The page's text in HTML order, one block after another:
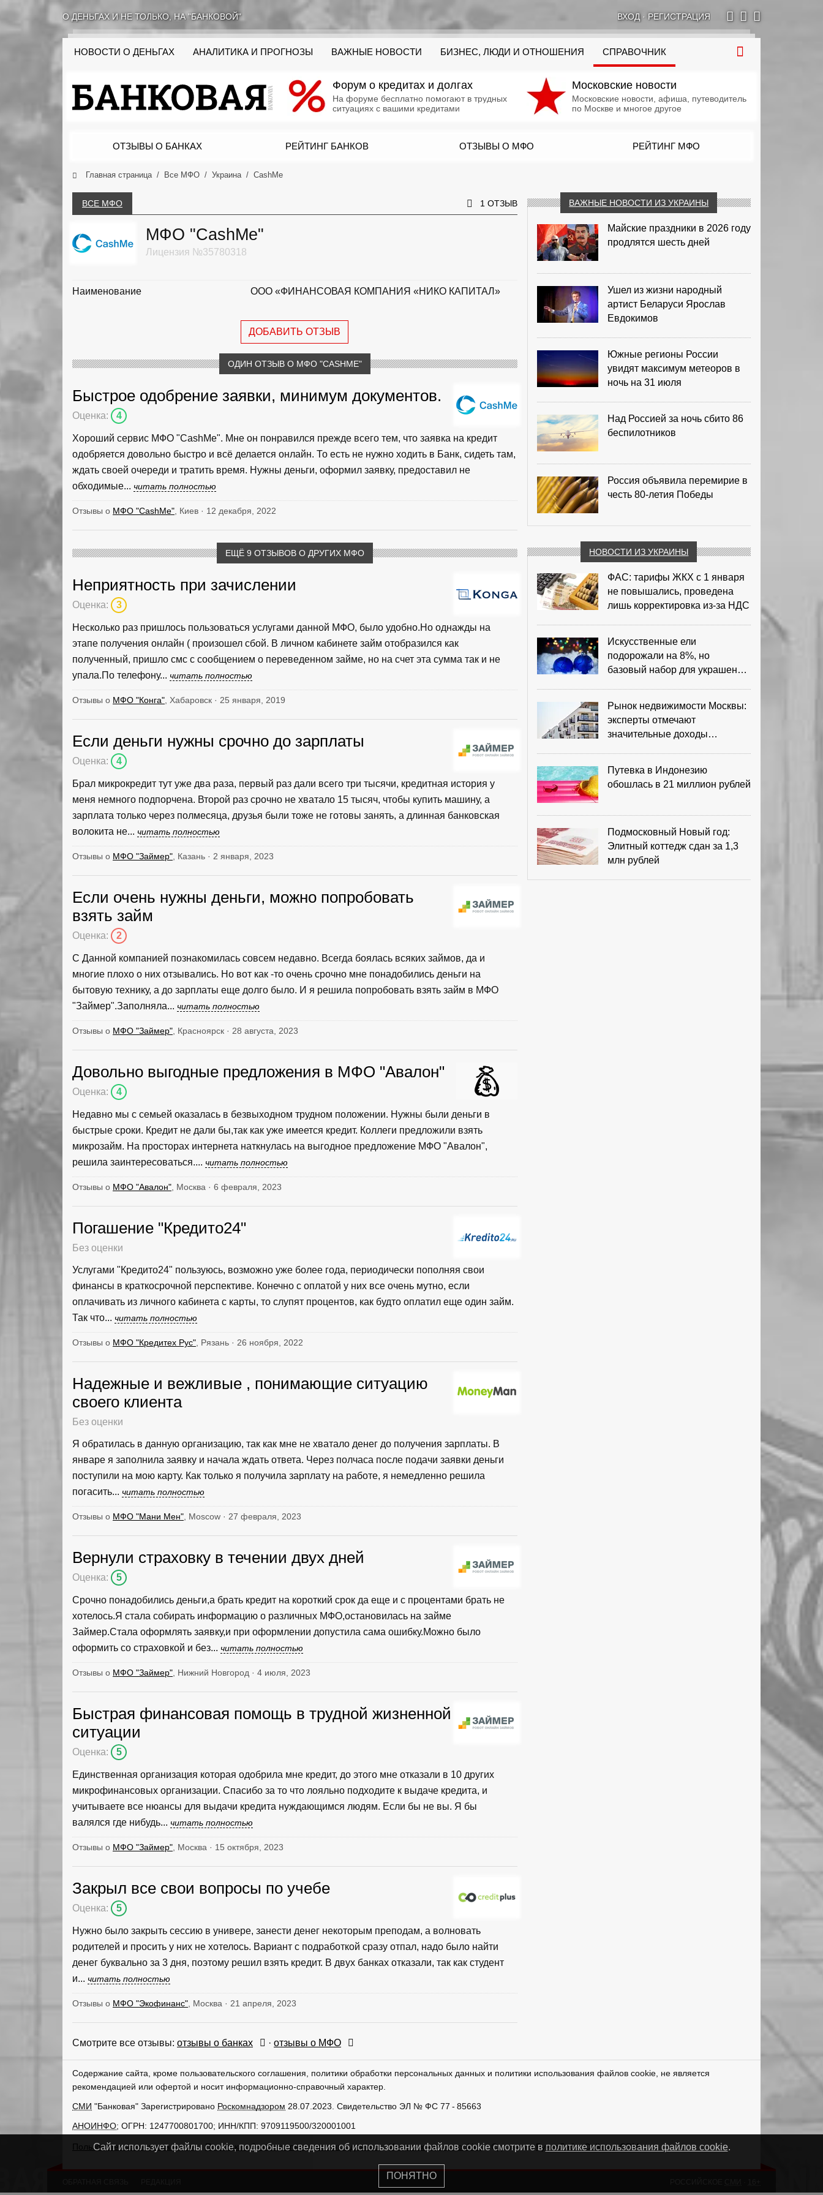
О ДЕНЬГАХ И НЕ ТОЛЬКО, НА "БАНКОВОЙ" ВХОД· РЕГИСТРАЦИЯ
НОВОСТИ О ДЕНЬГАХ АНАЛИТИКА И ПРОГНОЗЫ ВАЖНЫЕ НОВОСТИ БИЗНЕС, ЛЮДИ И ОТНОШЕНИЯ СПРАВОЧНИК
Форум о кредитах и долгах
На форуме бесплатно помогают в трудных
ситуациях с вашими кредитами
Московские новости
Московские новости, афиша, путеводитель
по Москве и многое другое
ОТЗЫВЫ О БАНКАХ РЕЙТИНГ БАНКОВ ОТЗЫВЫ О МФО РЕЙТИНГ МФО
Главная страница Все МФО Украина CashMe
ВСЕ МФО 1 ОТЗЫВ
МФО "CashMe"
Лицензия №35780318
Наименование ООО «ФИНАНСОВАЯ КОМПАНИЯ «НИКО КАПИТАЛ»
ДОБАВИТЬ ОТЗЫВ
ОДИН ОТЗЫВ О МФО "CASHME"
Быстрое одобрение заявки, минимум документов.
Оценка: 4
Хороший сервис МФО "CashMe". Мне он понравился прежде всего тем, что заявка на кредит
одобряется довольно быстро и всё делается онлайн. То есть не нужно ходить в Банк, сидеть там,
ждать своей очереди и тратить время. Нужны деньги, оформил заявку, предоставил не
обходимые... читать полностью
Отзывы о МФО "CashMe" , Киев · 12 декабря, 2022
ЕЩЁ 9 ОТЗЫВОВ О ДРУГИХ МФО
Неприятность при зачислении
Оценка: 3
Несколько раз пришлось пользоваться услугами данной МФО, было удобно.Но однажды на
этапе получения онлайн ( произошел сбой. В личном кабинете займ отобразился как
полученный, пришло смс с сообщением о переведенном займе, но на счет эта сумма так и не
упала.По телефону... читать полностью
Отзывы о МФО "Конга" , Хабаровск · 25 января, 2019
Если деньги нужны срочно до зарплаты
Оценка: 4
Брал микрокредит тут уже два раза, первый раз дали всего три тысячи, кредитная история у
меня немного подпорчена. Второй раз срочно не хватало 15 тысяч, чтобы купить машину, а
зарплата только через полмесяца, друзья были тоже не готовы занять, а длинная банковская
волокита не... читать полностью
Отзывы о МФО "Займер" , Казань · 2 января, 2023
Если очень нужны деньги, можно попробовать
взять займ
Оценка: 2
С Данной компанией познакомилась совсем недавно. Всегда боялась всяких займов, да и
многие плохо о них отзывались. Но вот как -то очень срочно мне понадобились деньги на
бытовую технику, а до зарплаты еще долго было. И я решила попробовать взять займ в МФО
"Займер".Заполняла... читать полностью
Отзывы о МФО "Займер" , Красноярск · 28 августа, 2023
Довольно выгодные предложения в МФО "Авалон"
Оценка: 4
Недавно мы с семьей оказалась в безвыходном трудном положении. Нужны были деньги в
быстрые сроки. Кредит не дали бы,так как уже имеется кредит. Коллеги предложили взять
микрозайм. На просторах интернета наткнулась на выгодное предложение МФО "Авалон",
решила заинтересоваться.... читать полностью
Отзывы о МФО "Авалон" , Москва · 6 февраля, 2023
Погашение "Кредито24"
Без оценки
Услугами "Кредито24" пользуюсь, возможно уже более года, периодически пополняя свои
финансы в краткосрочной перспективе. Конечно с оплатой у них все очень мутно, если
оплачивать из личного кабинета с карты, то слупят процентов, как будто оплатил еще один займ.
Так что... читать полностью
Отзывы о МФО "Кредитех Рус" , Рязань · 26 ноября, 2022
Надежные и вежливые , понимающие ситуацию
своего клиента
Без оценки
Я обратилась в данную организацию, так как мне не хватало денег до получения зарплаты. В
январе я заполнила заявку и начала ждать ответа. Через полчаса после подачи заявки деньги
поступили на мою карту. Как только я получила зарплату на работе, я немедленно решила
погасить... читать полностью
Отзывы о МФО "Мани Мен" , Moscow · 27 февраля, 2023
Вернули страховку в течении двух дней
Оценка: 5
Срочно понадобились деньги,а брать кредит на короткий срок да еще и с процентами брать не
хотелось.Я стала собирать информацию о различных МФО,остановилась на займе
Займер.Стала оформлять заявку,и при оформлении допустила сама ошибку.Можно было
оформить со страховкой и без... читать полностью
Отзывы о МФО "Займер" , Нижний Новгород · 4 июля, 2023
Быстрая финансовая помощь в трудной жизненной
ситуации
Оценка: 5
Единственная организация которая одобрила мне кредит, до этого мне отказали в 10 других
микрофинансовых организации. Спасибо за то что лояльно подходите к выдаче кредита, и
учитываете все нюансы для выдачи кредита нуждающимся людям. Если бы не вы. Я бы
валялся где нибудь... читать полностью
Отзывы о МФО "Займер" , Москва · 15 октября, 2023
Закрыл все свои вопросы по учебе
Оценка: 5
Нужно было закрыть сессию в универе, занести денег некоторым преподам, а волновать
родителей и просить у них не хотелось. Вариант с подработкой сразу отпал, надо было найти
денег буквально за 3 дня, поэтому решил взять кредит. В двух банках отказали, так как студент
и... читать полностью
Отзывы о МФО "Экофинанс" , Москва · 21 апреля, 2023
Смотрите все отзывы: отзывы о банках · отзывы о МФО
ВАЖНЫЕ НОВОСТИ ИЗ УКРАИНЫ
Майские праздники в 2026 году
продлятся шесть дней
Ушел из жизни народный
артист Беларуси Ярослав
Евдокимов
Южные регионы России
увидят максимум метеоров в
ночь на 31 июля
Над Россией за ночь сбито 86
беспилотников
Россия объявила перемирие в
честь 80-летия Победы
НОВОСТИ ИЗ УКРАИНЫ
ФАС: тарифы ЖКХ с 1 января
не повышались, проведена
лишь корректировка из‑за НДС
Искусственные ели
подорожали на 8%, но
базовый набор для украшения
Рынок недвижимости Москвы:
эксперты отмечают
значительные доходы
Путевка в Индонезию
обошлась в 21 миллион рублей
Подмосковный Новый год:
Элитный коттедж сдан за 1,3
млн рублей
Содержание сайта, кроме пользовательского соглашения, политики обработки персональных данных и политики использования файлов cookie, не является
рекомендацией или офертой и носит информационно-справочный характер.
СМИ "Банковая" Зарегистрировано Роскомнадзором 28.07.2023. Свидетельство ЭЛ № ФС 77 - 85663
АНОИНФО; ОГРН: 1247700801700; ИНН/КПП: 9709119500/320001001
Пользовательское соглашение Политика обработки персональных данных Использование cookies Сделано вРунетЛаб – Сайты и CRM
Сайт использует файлы cookie, подробные сведения об использовании файлов cookie смотрите вполитике использования файлов cookie.
ПОНЯТНО